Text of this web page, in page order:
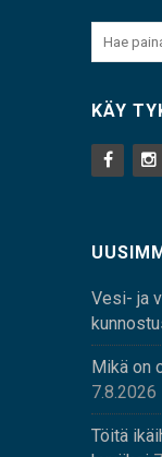
KÄY
Vesi- ja
Mikä on
7.8.2026
Töitä